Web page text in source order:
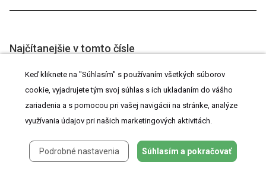
Najčítanejšie v tomto čísle
Andrologický faktor - rozhodujúci vplyv veku na úspešnosť
asistovanej reprodukcie?
Porovnání výsledků invazivních vyšetření a močové
cytologie: Zkušenosti jednoho urologického centra po
prvním roce užívání Pařížské klasifikace pro hodnocení
močových cytologií
Aktuální pohled na močovou cytologii: Co by měl urolog
Keď kliknete na "Súhlasím" s používaním všetkých súborov
cookie, vyjadrujete tým svoj súhlas s ich ukladaním do vášho
zariadenia a s pomocou pri vašej navigácii na stránke, analýze
využívania údajov pri našich marketingových aktivitách.
Podrobné nastavenia Súhlasím a pokračovať